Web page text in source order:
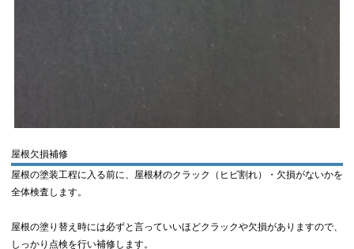
屋根欠損補修
屋根の塗装工程に入る前に、屋根材のクラック（ヒビ割れ）・欠損がないかを
全体検査します。
屋根の塗り替え時には必ずと言っていいほどクラックや欠損がありますので、
しっかり点検を行い補修します。